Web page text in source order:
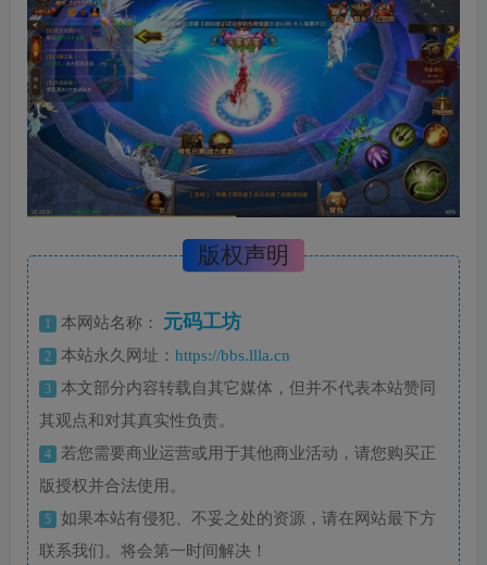
版权声明
1 本网站名称： 元码工坊
2 本站永久网址： https://bbs.llla.cn
3
本文部分内容转载自其它媒体，但并不代表本站赞同
其观点和对其真实性负责。
4
若您需要商业运营或用于其他商业活动，请您购买正
版授权并合法使用。
5
如果本站有侵犯、不妥之处的资源，请在网站最下方
联系我们。将会第一时间解决！